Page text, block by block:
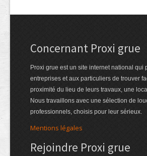
Concernant Proxi grue
Proxi grue est un site internet national qui
entreprises et aux particuliers de trouver
proximité du lieu de leurs travaux, une
Nous travaillons avec une sélection de
professionnels, choisis pour leur sérieux.
Mentions légales
Rejoindre Proxi grue